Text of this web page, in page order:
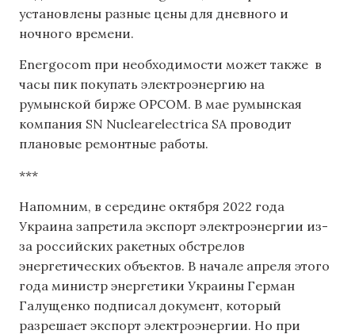
установлены разные цены для дневного и
ночного времени.
Energocom при необходимости может также в
часы пик покупать электроэнергию на
румынской бирже OPCOM. В мае румынская
компания SN Nuclearelectrica SA проводит
плановые ремонтные работы.
***
Напомним, в середине октября 2022 года
Украина запретила экспорт электроэнергии из-
за российских ракетных обстрелов
энергетических объектов. В начале апреля этого
года министр энергетики Украины Герман
Галущенко подписал документ, который
разрешает экспорт электроэнергии. Но при